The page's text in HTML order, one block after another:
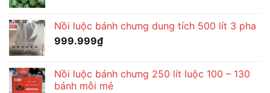
Nồi luộc bánh chưng dung tích 500 lít 3 pha
999.999₫
Nồi luộc bánh chưng 250 lít luộc 100 – 130
bánh mỗi mẻ